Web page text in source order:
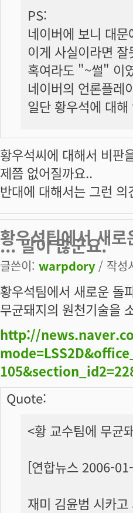
PS:
네이버에 보니 대
이게 사실이라면
혹여라도 "~썰" 이
네이버의 언론플레
일단 황우석에 대
황우석씨에 대해서 비판
제쯤 없어질까요..
반대에 대해서는 그런
황우석팀에서 새
... 말이 많군요.
글쓴이: warpdory / 작성
황우석팀에서 새로운 돌
무균돼지의 원천기술을
http://
Quote:
<황 교수팀에 무균
[연합뉴스 2006-
재미 김윤범 시카